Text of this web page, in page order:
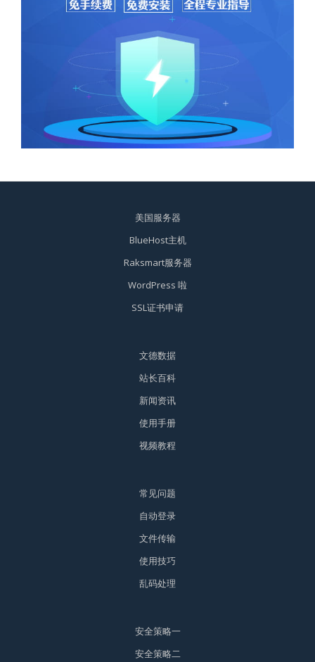
美国服务器
BlueHost主机
Raksmart服务器
WordPress 啦
SSL证书申请
文德数据
站长百科
新闻资讯
使用手册
视频教程
常见问题
自动登录
文件传输
使用技巧
乱码处理
安全策略一
安全策略二